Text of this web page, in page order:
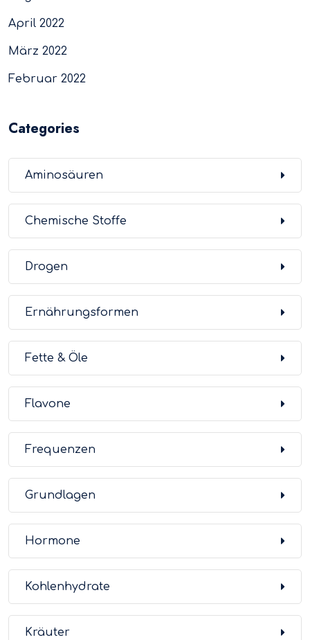
April 2022
März 2022
Februar 2022
Categories
Aminosäuren
Chemische Stoffe
Drogen
Ernährungsformen
Fette & Öle
Flavone
Frequenzen
Grundlagen
Hormone
Kohlenhydrate
Kräuter